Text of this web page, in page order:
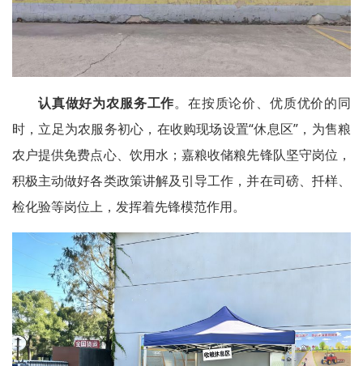
认真做好为农服务工作。在按质论价、优质优价的同
时，立足为农服务初心，在收购现场设置“休息区”，为售粮
农户提供免费点心、饮用水；嘉粮收储粮先锋队坚守岗位，
积极主动做好各类政策讲解及引导工作，并在司磅、扦样、
检化验等岗位上，发挥着先锋模范作用。